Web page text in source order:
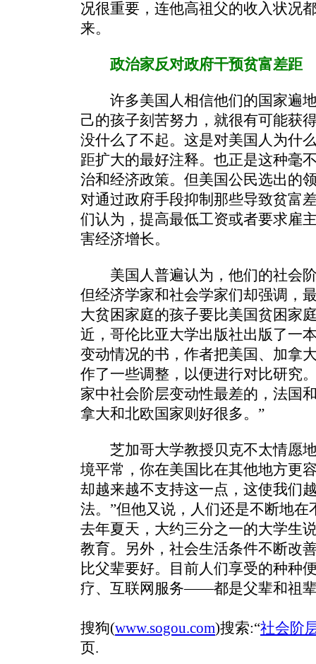
况很重要，连他高祖父的收入状况
来。
政治家反对政府干预贫富
许多美国人相信他们的国家遍地
己的孩子刻苦努力，就很有可能获
没什么了不起。这是对美国人为什
距扩大的最好注释。也正是这种毫
治和经济政策。但美国公民选出的
对通过政府手段抑制那些导致贫富
们认为，提高最低工资或者要求雇
害经济增长。
美国人普遍认为，他们的社会阶
但经济学家和社会学家们却强调，
大贫困家庭的孩子要比美国贫困家
近，哥伦比亚大学出版社出版了一
变动情况的书，作者把美国、加拿
作了一些调整，以便进行对比研究
家中社会阶层变动性最差的，法国
拿大和北欧国家则好很多。”
芝加哥大学教授贝克不太情愿地
境平常，你在美国比在其他地方更
却越来越不支持这一点，这使我们
法。”但他又说，人们还是不断地
去年夏天，大约三分之一的大学生
教育。另外，社会生活条件不断改
比父辈要好。目前人们享受的种
疗、互联网服务——都是父辈和祖
搜狗(www.sogou.com)搜索:“社会阶
页.